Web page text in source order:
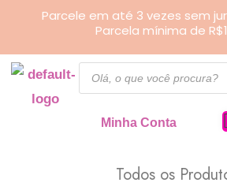
Parcele em até 3 vezes sem
Parcela mínima de
Pesquisar
produtos
Minha Conta
Todos os